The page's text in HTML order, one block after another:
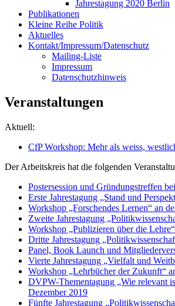
Jahrestagung 2020 Berlin
Publikationen
Kleine Reihe Politik
Aktuelles
Kontakt/Impressum/Datenschutz
Mailing-Liste
Impressum
Datenschutzhinweis
Veranstaltungen
Aktuell:
CfP Workshop: Mehr als weiss,
Der Arbeitskreis hat die folgenden
Postersession und Gründungstreffen
Erste Jahrestagung „Stand und
Workshop „Forschendes Lernen“ an
Zweite Jahrestagung
Workshop „Publizieren über die
Dritte Jahrestagung
Panel, Book Launch und
Vierte Jahrestagung „Vielfalt und
Workshop „Lehrbücher der Zukunft“
DVPW-Thementagung „Wie relevant
Dezember 2019
Fünfte Jahrestagung